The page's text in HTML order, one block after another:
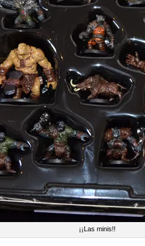
¡¡Las minis!!